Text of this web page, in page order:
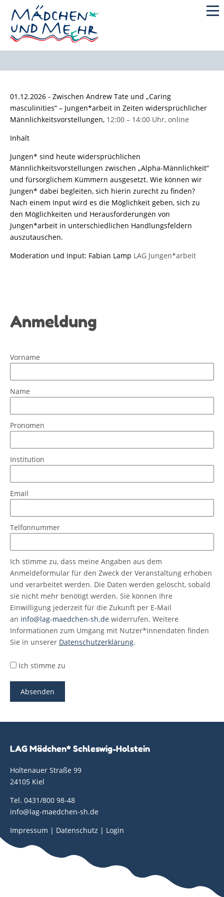
01.12.2026 - Zwischen Andrew Tate und „Caring
masculinities“ – Jungen*arbeit in Zeiten widersprüchlicher
Männlichkeitsvorstellungen, 12:00 – 14:00 Uhr, online
Inhalt
Jungen* sind heute widersprüchlichen
Männlichkeitsvorstellungen zwischen „Alpha-Männlichkeit“
und fürsorglichem Kümmern ausgesetzt. Wie können wir
Jungen* dabei begleiten, sich hierin zurecht zu finden?
Nach einem Input wird es die Möglichkeit geben, sich zu
den Möglichkeiten und Herausforderungen von
Jungen*arbeit in unterschiedlichen Handlungsfeldern
auszutauschen.
Moderation und Input: Fabian Lamp LAG Jungen*arbeit
Anmeldung
Vorname
Name
Pronomen
Institution
Email
Telfonnummer
Ich stimme zu, dass meine Angaben aus dem
Anmeldeformular für den Zweck der Veranstaltung erhoben
und verarbeitet werden. Die Daten werden gelöscht, sobald
sie nicht mehr benötigt werden. Sie können Ihre
Einwilligung jederzeit für die Zukunft per E-Mail
an info@lag-maedchen-sh.de widerrufen. Weitere
Informationen zum Umgang mit Nutzer*innendaten finden
Sie in unserer Datenschutzerklärung.
Ich stimme zu
LAG Mädchen* Schleswig-Holstein
Holtenauer Straße 99
24105 Kiel
Tel. 0431/800 98-48
info@lag-maedchen-sh.de
Impressum | Datenschutz | Login